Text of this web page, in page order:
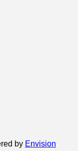
by Envision